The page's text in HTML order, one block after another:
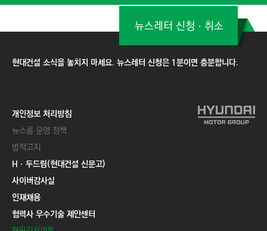
현대건설 소식을 놓치지 마세요. 뉴스레터 신청은 1분이면 충분합니다.
뉴스레터 신청ㆍ취소
개인정보 처리방침
뉴스룸 운영 정책
법적고지
Hㆍ두드림(현대건설 신문고)
사이버감사실
인재채용
협력사 우수기술 제안센터